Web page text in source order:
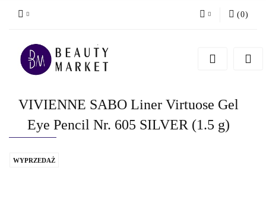
Zarejestruj się
(0)
VIVIENNE SABO Liner Virtuose Gel
Eye Pencil Nr. 605 SILVER (1.5 g)
WYPRZEDAŻ